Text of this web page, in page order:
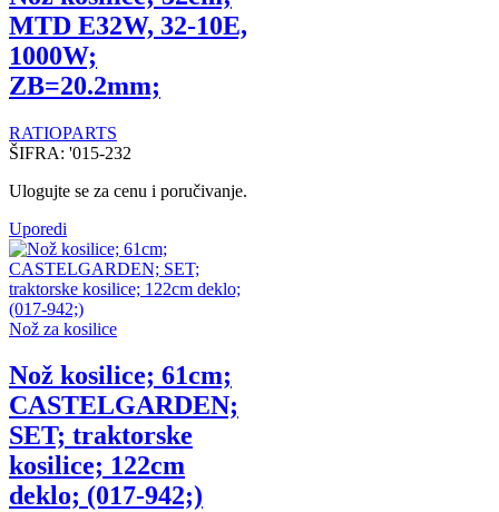
MTD E32W, 32-10E,
1000W;
ZB=20.2mm;
RATIOPARTS
ŠIFRA: '015-232
Ulogujte se za cenu i poručivanje.
Uporedi
Nož za kosilice
Nož kosilice; 61cm;
CASTELGARDEN;
SET; traktorske
kosilice; 122cm
deklo; (017-942;)